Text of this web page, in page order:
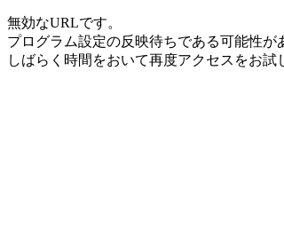
無効なURLです。
プログラム設定の反映待ちである可能性が
しばらく時間をおいて再度アクセスをお試